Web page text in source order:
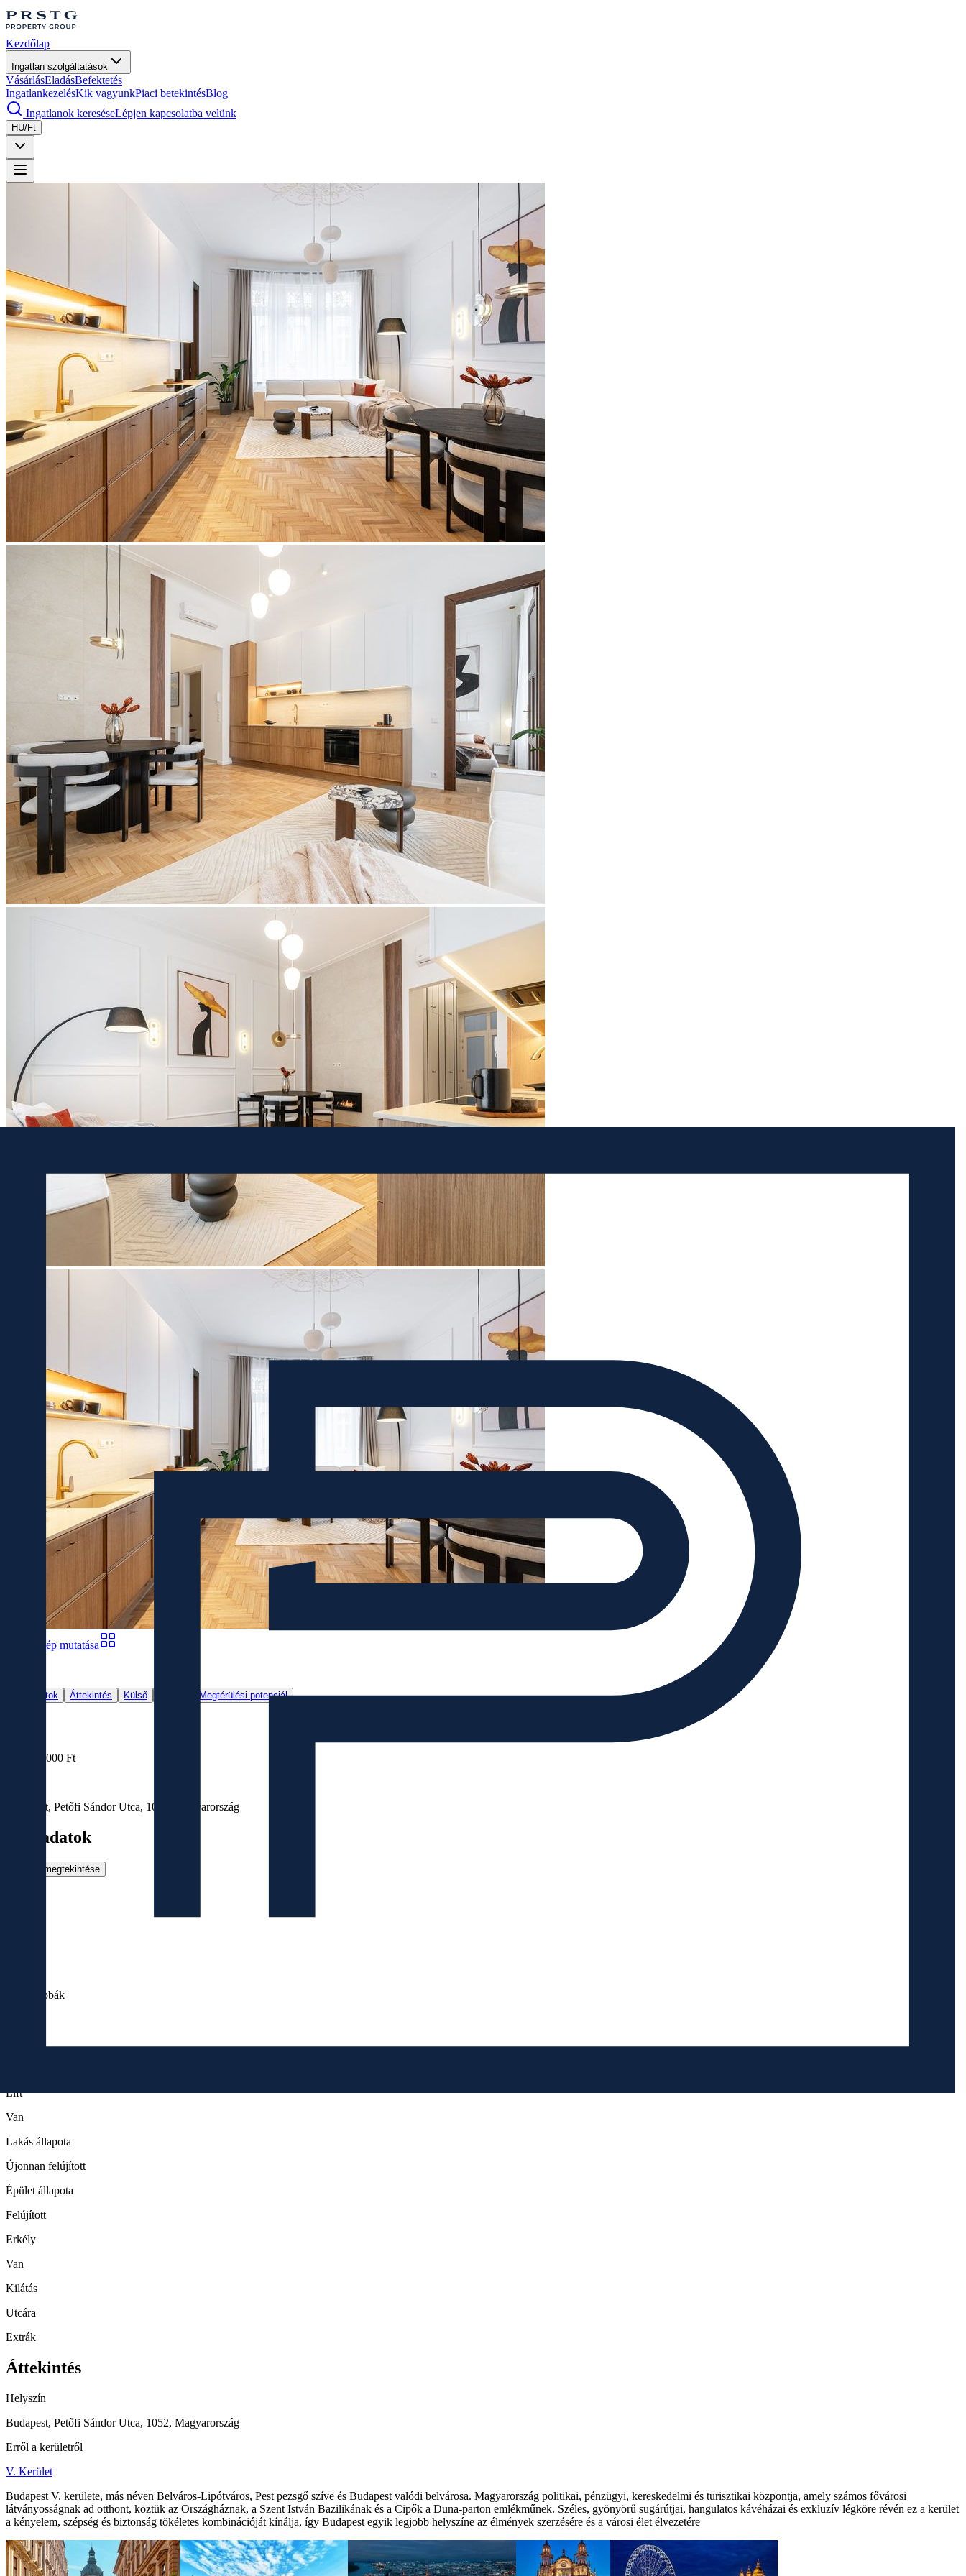
Kezdőlap
Ingatlan szolgáltatások
VásárlásEladásBefektetés
IngatlankezelésKik vagyunkPiaci betekintésBlog
Ingatlanok kereséseLépjen kapcsolatba velünk
HU/Ft
Összes kép mutatása
Alapadatok Áttekintés Külső Megtérülési potenciál
210 000 000 Ft
Budapest, Petőfi Sándor Utca, 1052, Magyarország
Alapadatok
Galéria megtekintése
Fürdőszobák
Lift
Van
Lakás állapota
Újonnan felújított
Épület állapota
Felújított
Erkély
Van
Kilátás
Utcára
Extrák
Áttekintés
Helyszín
Budapest, Petőfi Sándor Utca, 1052, Magyarország
Erről a kerületről
V. Kerület
Budapest V. kerülete, más néven Belváros-Lipótváros, Pest pezsgő szíve és Budapest valódi belvárosa. Magyarország politikai, pénzügyi, kereskedelmi és turisztikai központja, amely számos fővárosi
látványosságnak ad otthont, köztük az Országháznak, a Szent István Bazilikának és a Cipők a Duna-parton emlékműnek. Széles, gyönyörű sugárútjai, hangulatos kávéházai és exkluzív légköre révén ez a kerület
a kényelem, szépség és biztonság tökéletes kombinációját kínálja, így Budapest egyik legjobb helyszíne az élmények szerzésére és a városi élet élvezetére